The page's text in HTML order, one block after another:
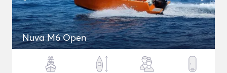
Nuva M6 Open